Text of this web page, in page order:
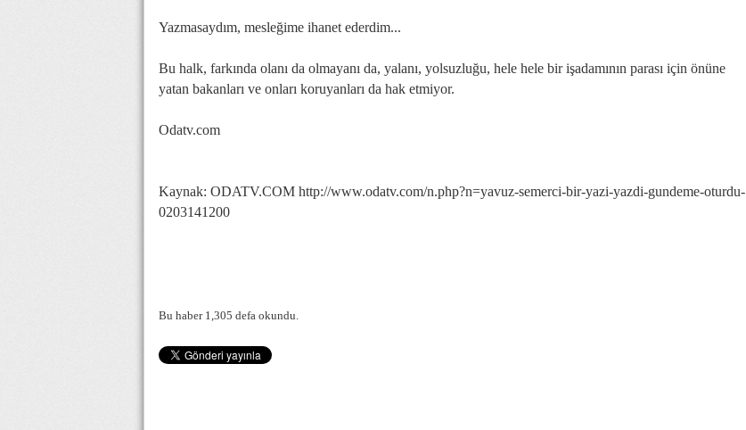
Yazmasaydım, mesleğime ihanet ederdim...
Bu halk, farkında olanı da olmayanı da, yalanı, yolsuzluğu, hele hele bir işadamının parası için önüne
yatan bakanları ve onları koruyanları da hak etmiyor.
Odatv.com
Kaynak: ODATV.COM http://www.odatv.com/n.php?n=yavuz-semerci-bir-yazi-yazdi-gundeme-oturdu-
0203141200
Bu haber 1,305 defa okundu.